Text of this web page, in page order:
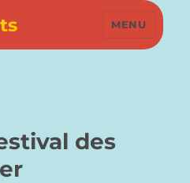
MENU
des